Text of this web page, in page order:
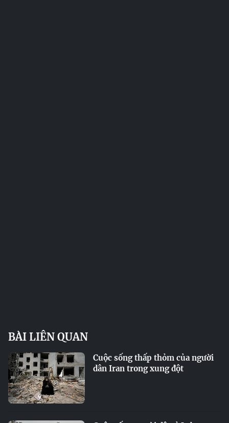
BÀI LIÊN QUAN
Cuộc sống thấp thỏm của người
dân Iran trong xung đột